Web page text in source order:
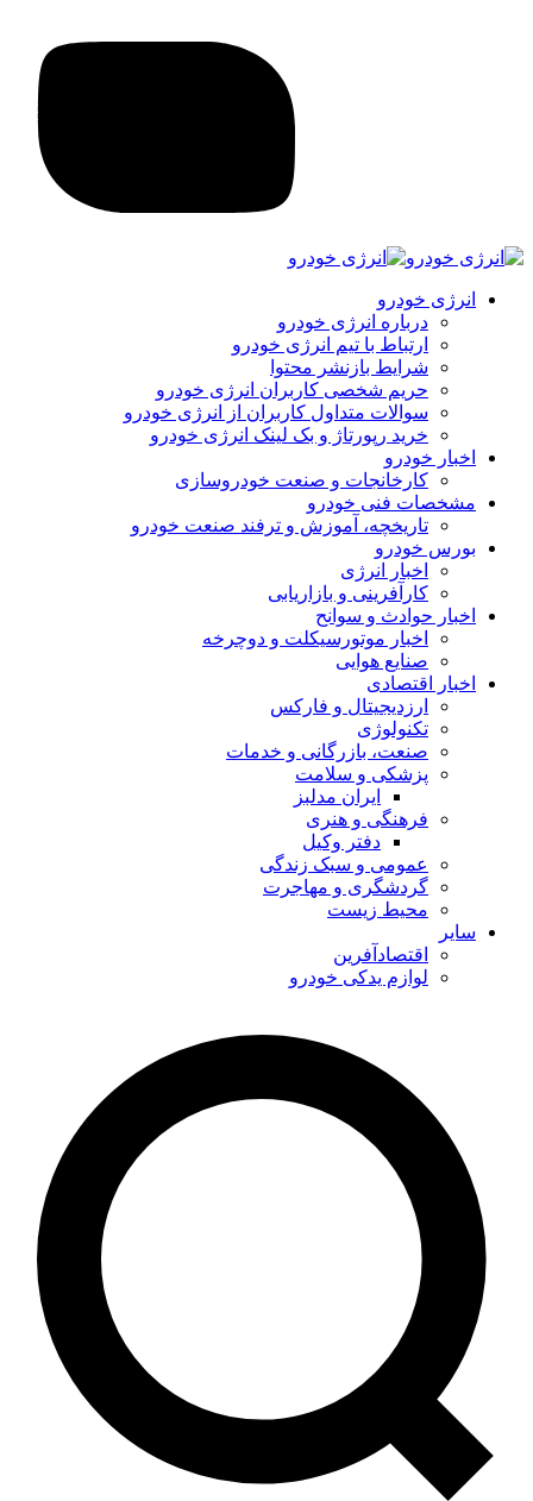
انرژی خودرو
درباره انرژی خودرو
ارتباط با تیم انرژی خودرو
شرایط بازنشر محتوا
حریم شخصی کاربران انرژی خودرو
سوالات متداول کاربران از انرژی خودرو
خرید رپورتاژ و بک لینک انرژی خودرو
اخبار خودرو
کارخانجات و صنعت خودروسازی
مشخصات فنی خودرو
تاریخچه، آموزش و ترفند صنعت خودرو
بورس خودرو
اخبار انرژی
کارآفرینی و بازاریابی
اخبار حوادث و سوانح
اخبار موتورسیکلت و دوچرخه
صنایع هوایی
اخبار اقتصادی
ارزدیجیتال و فارکس
تکنولوژی
صنعت، بازرگانی و خدمات
پزشکی و سلامت
ایران مدلبز
فرهنگی و هنری
دفتر وکیل
عمومی و سبک زندگی
گردشگری و مهاجرت
محیط زیست
سایر
اقتصادآفرین
لوازم یدکی خودرو